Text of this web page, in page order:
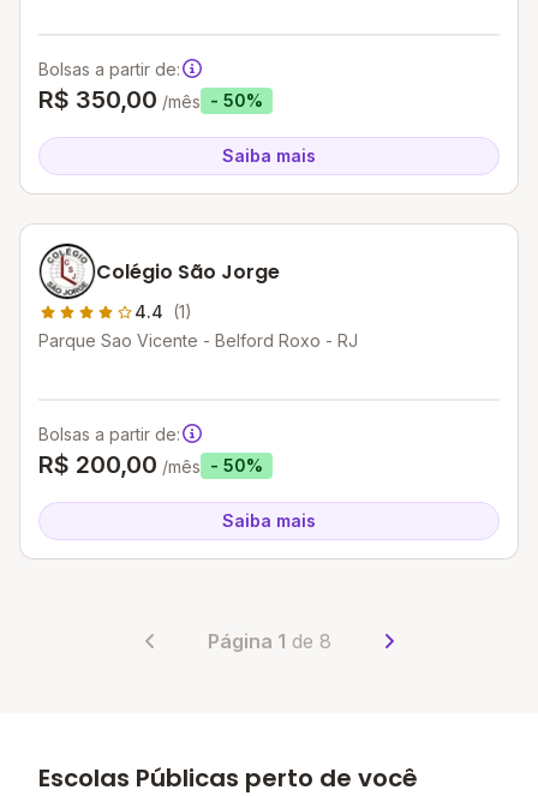
Bolsas a partir de:
R$ 350,00 /mês - 50%
Saiba mais
Colégio São Jorge
4.4 (1)
Parque Sao Vicente - Belford Roxo - RJ
Bolsas a partir de:
R$ 200,00 /mês - 50%
Saiba mais
Página 1 de 8
Escolas Públicas perto de você